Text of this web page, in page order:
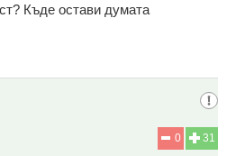
Къде остави думата
31
0